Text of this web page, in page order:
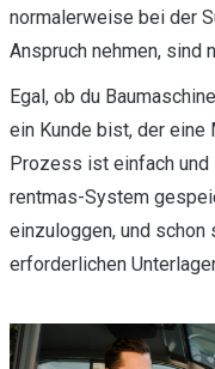
normalerweise bei der
Anspruch nehmen, sind
Egal, ob du
ein Kunde bist, der eine
Prozess ist einfach und
rentmas-System
einzuloggen, und schon
erforderlichen